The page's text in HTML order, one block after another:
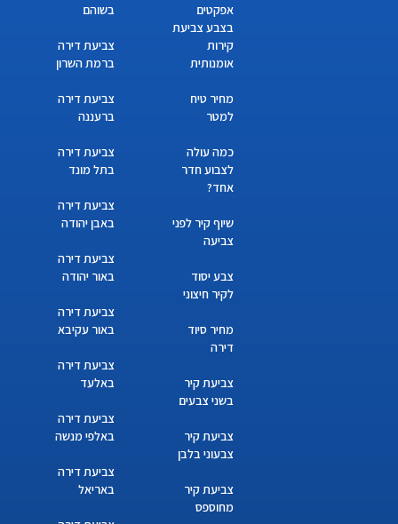
אפקטים
בצבע צביעת
קירות
אומנותית
מחיר טיח
למטר
כמה עולה
לצבוע חדר
אחד?
שיוף קיר לפני
צביעה
צבע יסוד
לקיר חיצוני
מחיר סיוד
דירה
צביעת קיר
בשני צבעים
צביעת קיר
צבעוני בלבן
צביעת קיר
מחוספס
בשוהם
צביעת דירה
ברמת השרון
צביעת דירה
ברעננה
צביעת דירה
בתל מונד
צביעת דירה
באבן יהודה
צביעת דירה
באור יהודה
צביעת דירה
באור עקיבא
צביעת דירה
באלעד
צביעת דירה
באלפי מנשה
צביעת דירה
באריאל